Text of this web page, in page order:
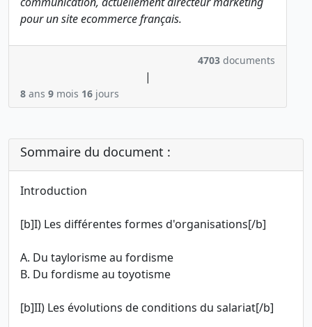
pour un site ecommerce français.
4703 documents
|
8 ans 9 mois 16 jours
Sommaire du document :
Introduction
[b]I) Les différentes formes d'organisations[/b]
A. Du taylorisme au fordisme
B. Du fordisme au toyotisme
[b]II) Les évolutions de conditions du salariat[/b]